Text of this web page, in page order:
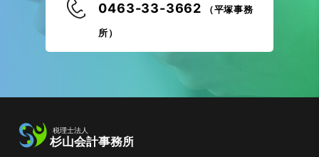
0463-33-3662 （平塚事務
所）